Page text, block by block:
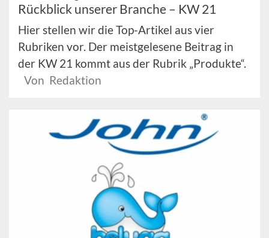
Rückblick unserer Branche – KW 21
Hier stellen wir die Top-Artikel aus vier
Rubriken vor. Der meistgelesene Beitrag in
der KW 21 kommt aus der Rubrik „Produkte“.
Von Redaktion